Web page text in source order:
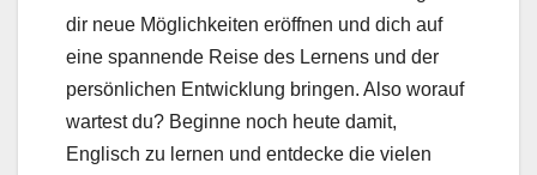
dir neue Möglichkeiten eröffnen und dich auf
eine spannende Reise des Lernens und der
persönlichen Entwicklung bringen. Also worauf
wartest du? Beginne noch heute damit,
Englisch zu lernen und entdecke die vielen